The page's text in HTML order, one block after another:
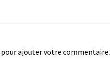
pour ajouter votre commentaire.